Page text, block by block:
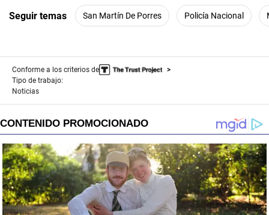
Seguir temas San Martín De Porres Policía Nacional
Conforme a los criterios de
Tipo de trabajo:
Noticias